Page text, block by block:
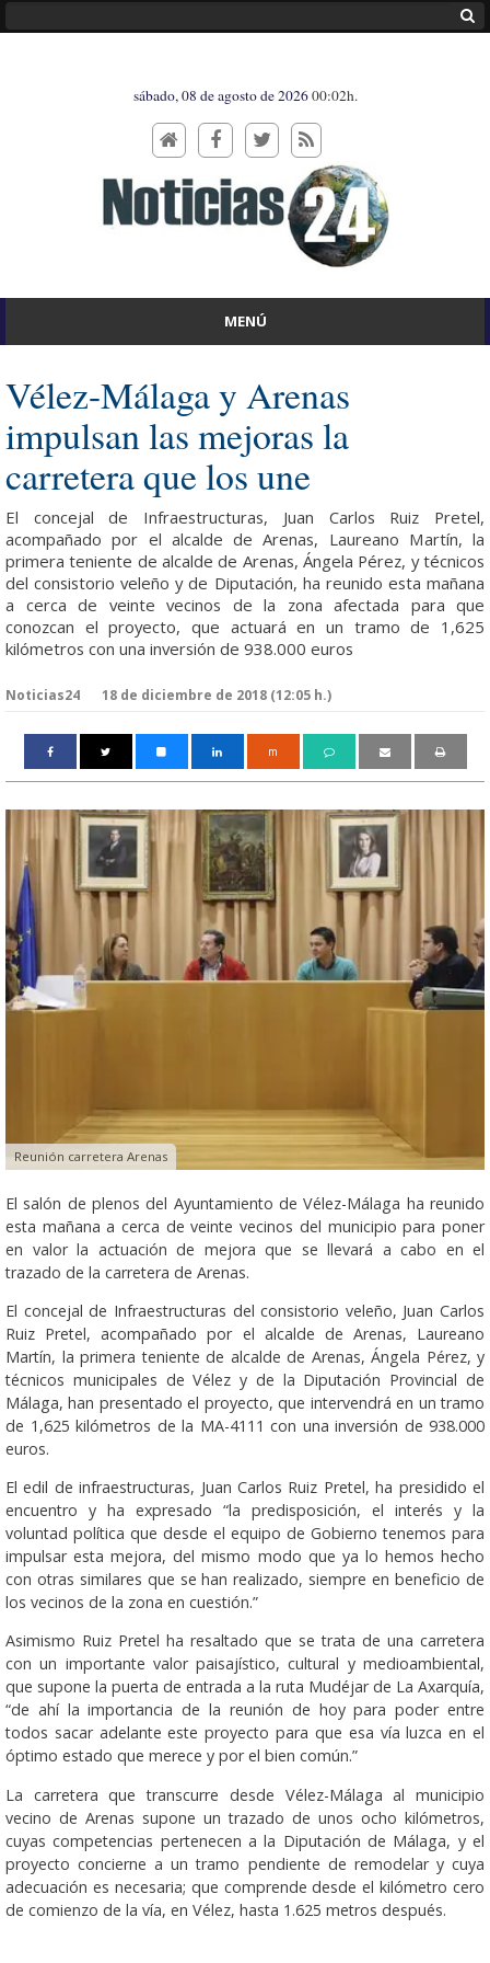
sábado, 08 de agosto de 202600:02h.
MENÚ
Vélez-Málaga y Arenas
impulsan las mejoras la
carretera que los une
El concejal de Infraestructuras, Juan Carlos Ruiz Pretel,
acompañado por el alcalde de Arenas, Laureano Martín, la
primera teniente de alcalde de Arenas, Ángela Pérez, y técnicos
del consistorio veleño y de Diputación, ha reunido esta mañana
a cerca de veinte vecinos de la zona afectada para que
conozcan el proyecto, que actuará en un tramo de 1,625
kilómetros con una inversión de 938.000 euros
Noticias24 18 de diciembre de 2018 (12:05 h.)
m
Reunión carretera Arenas
El salón de plenos del Ayuntamiento de Vélez-Málaga ha reunido
esta mañana a cerca de veinte vecinos del municipio para poner
en valor la actuación de mejora que se llevará a cabo en el
trazado de la carretera de Arenas.
El concejal de Infraestructuras del consistorio veleño, Juan Carlos
Ruiz Pretel, acompañado por el alcalde de Arenas, Laureano
Martín, la primera teniente de alcalde de Arenas, Ángela Pérez, y
técnicos municipales de Vélez y de la Diputación Provincial de
Málaga, han presentado el proyecto, que intervendrá en un tramo
de 1,625 kilómetros de la MA-4111 con una inversión de 938.000
euros.
El edil de infraestructuras, Juan Carlos Ruiz Pretel, ha presidido el
encuentro y ha expresado “la predisposición, el interés y la
voluntad política que desde el equipo de Gobierno tenemos para
impulsar esta mejora, del mismo modo que ya lo hemos hecho
con otras similares que se han realizado, siempre en beneficio de
los vecinos de la zona en cuestión.”
Asimismo Ruiz Pretel ha resaltado que se trata de una carretera
con un importante valor paisajístico, cultural y medioambiental,
que supone la puerta de entrada a la ruta Mudéjar de La Axarquía,
“de ahí la importancia de la reunión de hoy para poder entre
todos sacar adelante este proyecto para que esa vía luzca en el
óptimo estado que merece y por el bien común.”
La carretera que transcurre desde Vélez-Málaga al municipio
vecino de Arenas supone un trazado de unos ocho kilómetros,
cuyas competencias pertenecen a la Diputación de Málaga, y el
proyecto concierne a un tramo pendiente de remodelar y cuya
adecuación es necesaria; que comprende desde el kilómetro cero
de comienzo de la vía, en Vélez, hasta 1.625 metros después.